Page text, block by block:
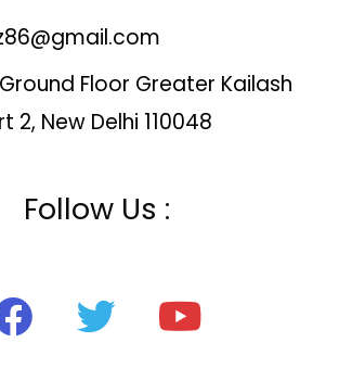
Floor Greater Kailash
2, New Delhi 110048
Follow Us :